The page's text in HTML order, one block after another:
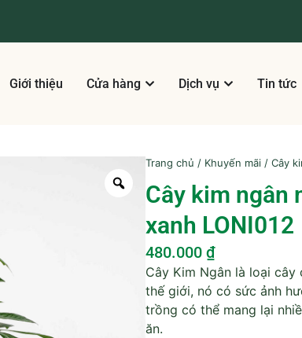
Giới thiệu Cửa hàng Dịch vụ Tin tức
Trang chủ / Khuyến mãi / Cây
Cây kim ngân
xanh LONI012
480.000 ₫
Cây Kim Ngân là loại
thế giới, nó có sức ảnh
trồng có thể mang lại
ăn.